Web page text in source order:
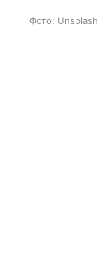
Фото: Unsplash